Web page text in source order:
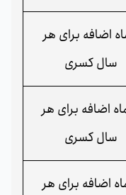
ماه اضافه برای هر
سال کسری
ماه اضافه برای هر
سال کسری
ماه اضافه برای هر